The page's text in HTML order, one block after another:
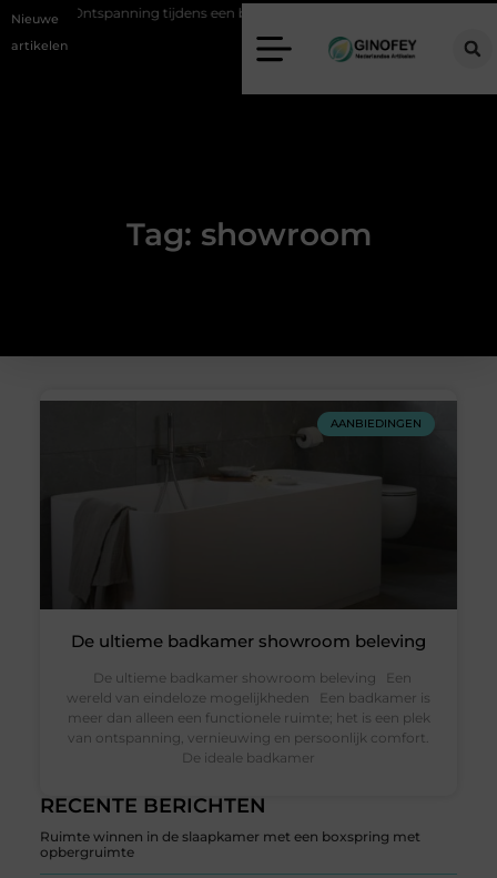
Nieuwe
artikelen
Ontspanning tijdens een bijzondere periode
Tag: showroom
RECENTE BERICHTEN
Ruimte winnen in de slaapkamer met een boxspring met
opbergruimte
AANBIEDINGEN
De ultieme badkamer showroom beleving
De ultieme badkamer showroom beleving Een
wereld van eindeloze mogelijkheden Een badkamer is
meer dan alleen een functionele ruimte; het is een plek
van ontspanning, vernieuwing en persoonlijk comfort.
De ideale badkamer